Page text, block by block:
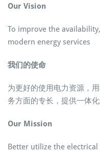
Our Vision
To improve the
modern energy services
我们的使命
为更好的使用电力资源，
务方面的专长，提供一体
Our Mission
Better utilize the